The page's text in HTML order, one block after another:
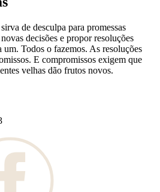
de desculpa para promessas
decisões e propor resoluções
um. Todos o fazemos. As resoluções
E compromissos exigem que
velhas dão frutos novos.